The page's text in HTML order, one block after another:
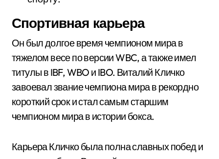
Спортивная карьера
Он был долгое время чемпионом мира в
тяжелом весе по версии WBC, а также имел
титулы в IBF, WBO и IBO. Виталий Кличко
завоевал звание чемпиона мира в рекордно
короткий срок и стал самым старшим
чемпионом мира в истории бокса.
Карьера Кличко была полна славных побед и